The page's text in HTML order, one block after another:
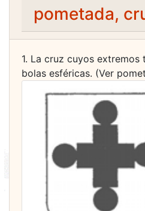
pometada,
1. La cruz cuyos
bolas esféricas. (Ver